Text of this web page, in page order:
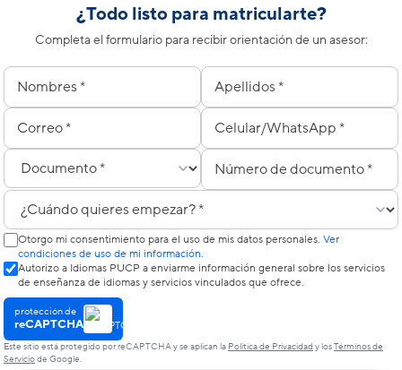
¿Todo listo para matricularte?
Completa el formulario para recibir orientación de un asesor:
Nombres
Apellidos
Correo electrónico
Celular
Tipo de documento
Número de documento
¿Cuándo quieres empezar?
Otorgo mi consentimiento para el uso de mis datos personales. Ver
condiciones de uso de mi información.
Autorizo a Idiomas PUCP a enviarme información general sobre los servicios
de enseñanza de idiomas y servicios vinculados que ofrece.
protección de
reCAPTCHA
Este sitio está protegido por reCAPTCHA y se aplican la Política de Privacidad y losTérminos de
Serviciode Google.